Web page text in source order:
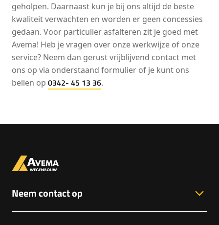
geholpen. Daarnaast kun je bij ons altijd de beste
kwaliteit verwachten en worden er geen concessies
gedaan. Voor particulier asfalteren zit je goed met
Avema! Heb je vragen over onze werkwijze of onze
service? Neem dan gerust vrijblijvend contact met
ons op via onderstaand formulier of je kunt ons
bellen op 0342- 45 13 36.
Neem contact op